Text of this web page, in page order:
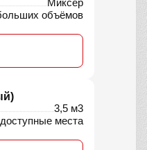
9 м³